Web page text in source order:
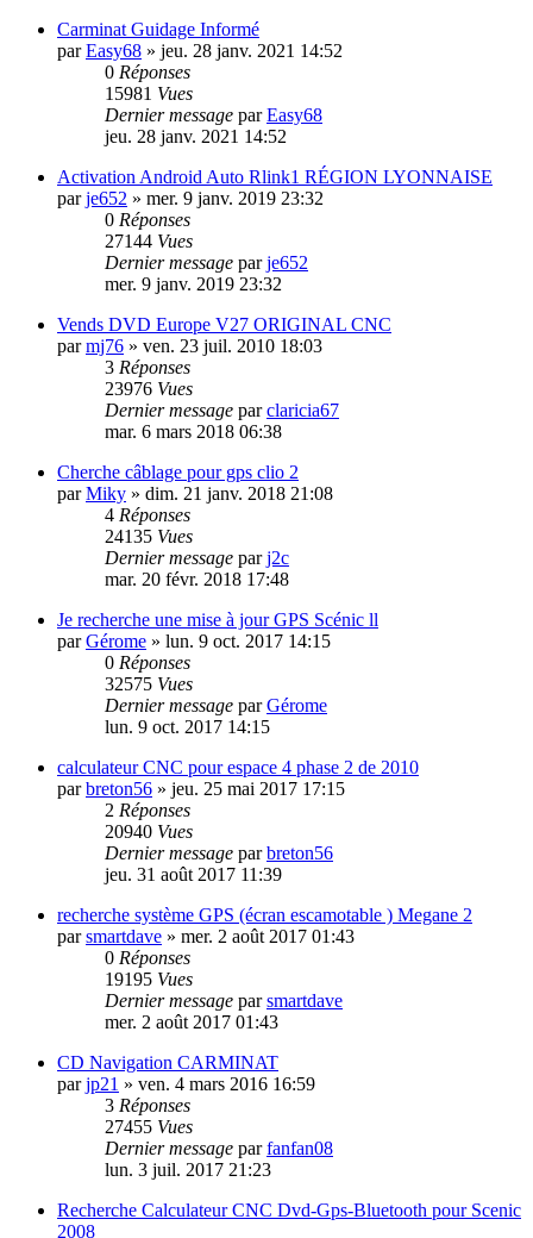
Carminat Guidage Informé
parEasy68 » jeu. 28 janv. 2021 14:52
0 Réponses
15981 Vues
Dernier message parEasy68
jeu. 28 janv. 2021 14:52
Activation Android Auto Rlink1 RÉGION LYONNAISE
parje652 » mer. 9 janv. 2019 23:32
0 Réponses
27144 Vues
Dernier message parje652
mer. 9 janv. 2019 23:32
Vends DVD Europe V27 ORIGINAL CNC
parmj76 » ven. 23 juil. 2010 18:03
3 Réponses
23976 Vues
Dernier message parclaricia67
mar. 6 mars 2018 06:38
Cherche câblage pour gps clio 2
parMiky » dim. 21 janv. 2018 21:08
4 Réponses
24135 Vues
Dernier message parj2c
mar. 20 févr. 2018 17:48
Je recherche une mise à jour GPS Scénic ll
parGérome » lun. 9 oct. 2017 14:15
0 Réponses
32575 Vues
Dernier message parGérome
lun. 9 oct. 2017 14:15
calculateur CNC pour espace 4 phase 2 de 2010
parbreton56 » jeu. 25 mai 2017 17:15
2 Réponses
20940 Vues
Dernier message parbreton56
jeu. 31 août 2017 11:39
recherche système GPS (écran escamotable ) Megane 2
parsmartdave » mer. 2 août 2017 01:43
0 Réponses
19195 Vues
Dernier message parsmartdave
mer. 2 août 2017 01:43
CD Navigation CARMINAT
parjp21 » ven. 4 mars 2016 16:59
3 Réponses
27455 Vues
Dernier message parfanfan08
lun. 3 juil. 2017 21:23
Recherche Calculateur CNC Dvd-Gps-Bluetooth pour Scenic
2008